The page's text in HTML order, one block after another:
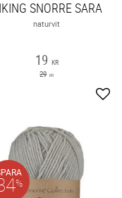
SNORRE SARA
naturvit
19 KR
29 KR
%